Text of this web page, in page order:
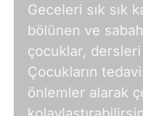
Geceleri sık sık
bölünen ve
çocuklar,
Çocukların
önlemler alarak